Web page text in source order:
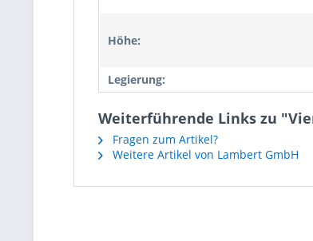
Höhe:
Legierung:
Weiterführende Links zu
Fragen zum Artikel?
Weitere Artikel von Lambert GmbH